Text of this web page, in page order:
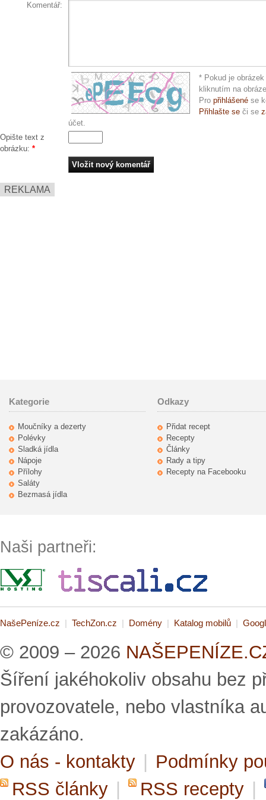
Komentář:
* Pokud je
kliknutím na
Pro přihlášené se
Přihlašte se či se
účet.
Opište text z
obrázku: *
REKLAMA
Kategorie
Moučníky a dezerty
Polévky
Sladká jídla
Nápoje
Přílohy
Saláty
Bezmasá jídla
Odkazy
Přidat recept
Recepty
Články
Rady a tipy
Recepty na Facebooku
Naši partneři:
NašePeníze.cz | TechZon.cz | Domény | Katalog mobilů |
© 2009 – 2026
Šíření jakéhokoliv obsahu bez
provozovatele, nebo vlastníka
zakázáno.
O nás - kontakty
Podmínky
RSS články
RSS recepty